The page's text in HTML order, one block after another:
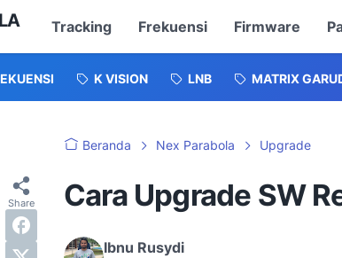
Tracking Frekuensi Firmware
K VISION LNB MATRIX
Beranda Nex Parabola Upgrade
Cara Upgrade SW
Ibnu Rusydi